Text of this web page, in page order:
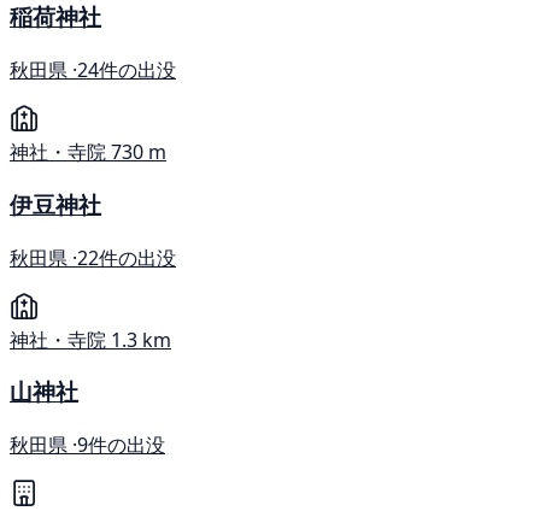
稲荷神社
秋田県 ·24件の出没
神社・寺院730 m
伊豆神社
秋田県 ·22件の出没
神社・寺院 1.3 km
山神社
秋田県 ·9件の出没